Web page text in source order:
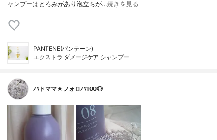
ャンプーはとろみがあり泡立ちが…続きを見る
PANTENE(パンテーン)
エクストラ ダメージケア シャンプー
バドママ★フォロバ100◎